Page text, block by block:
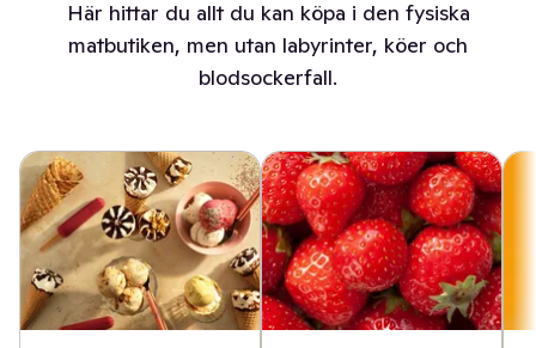
Här hittar du allt du kan köpa i den fysiska
matbutiken, men utan labyrinter, köer och
blodsockerfall.